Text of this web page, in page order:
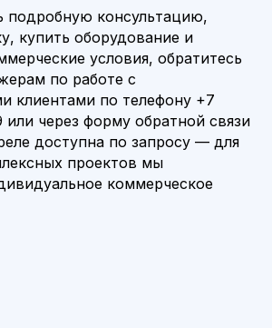
подробную консультацию,
купить оборудование и
условия, обратитесь
по работе с
клиентами по телефону +7
через форму обратной связи
доступна по запросу — для
проектов мы
коммерческое